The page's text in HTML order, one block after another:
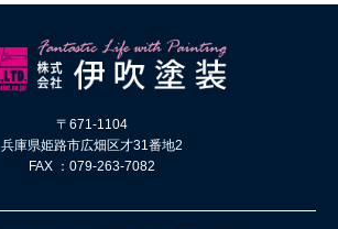
〒671-1104
兵庫県姫路市広畑区才31番地2
FAX ：079-263-7082